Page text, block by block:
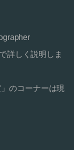
詳しく説明しま
のコーナーは現